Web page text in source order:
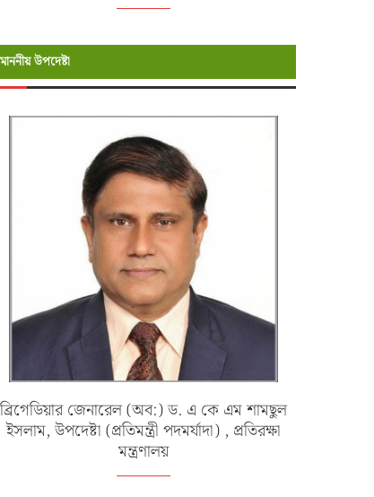
মাননীয় উপদেষ্টা
ব্রিগেডিয়ার জেনারেল (অব:) ড. এ কে এম শামছুল
ইসলাম, উপদেষ্টা (প্রতিমন্ত্রী পদমর্যাদা) , প্রতিরক্ষা
মন্ত্রণালয়